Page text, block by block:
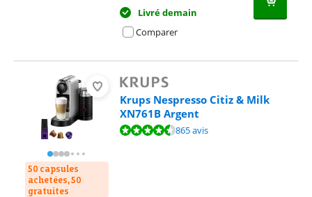
Livré demain
Comparer
50 capsules
achetées, 50
gratuites
Krups Nespresso Citiz & Milk
XN761B Argent
La note est de 8,8 sur 10, basée sur 865 avis.
865 avis